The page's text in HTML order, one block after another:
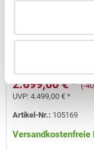
Stahlwand-
2.699,00 € * (-
UVP:4.499,00 € *
Artikel-Nr.: 105169
Versandkostenfreie